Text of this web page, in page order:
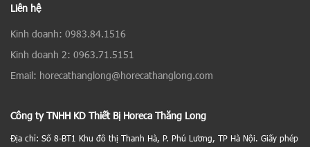
Liên hệ
Kinh doanh: 0983.84.1516
Kinh doanh 2: 0963.71.5151
Email: horecathanglong@horecathanglong.com
Công ty TNHH KD Thiết Bị Horeca Thăng Long
Địa chỉ: Số 8-BT1 Khu đô thị Thanh Hà, P. Phú Lương, TP Hà Nội. Giấy phép